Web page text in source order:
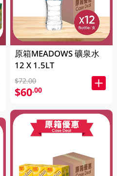
原箱MEADOWS 礦泉水
12 X 1.5LT
$72.00
$60.00